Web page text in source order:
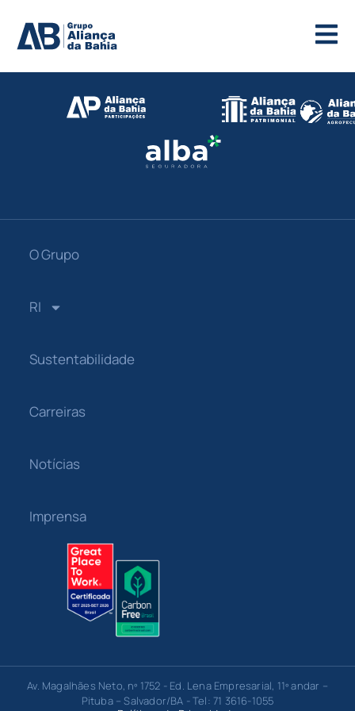
O Grupo
RI
Sustentabilidade
Carreiras
Notícias
Imprensa
Av. Magalhães Neto, nº 1752 - Ed. Lena Empresarial, 11º andar –
Pituba – Salvador/BA - Tel: 71 3616-1055